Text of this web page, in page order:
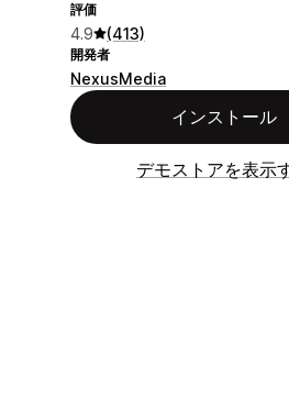
評価
4.9 (413)
開発者
NexusMedia
インストール
デモストアを表示